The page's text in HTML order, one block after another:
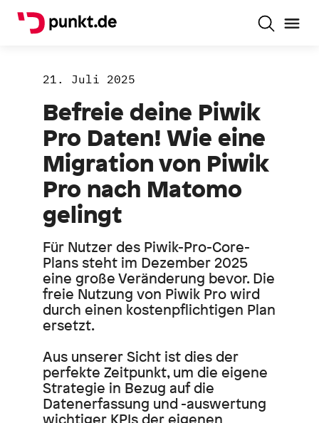
21. Juli 2025
Befreie deine Piwik
Pro Daten! Wie eine
Migration von Piwik
Pro nach Matomo
gelingt
Für Nutzer des Piwik-Pro-Core-
Plans steht im Dezember 2025
eine große Veränderung bevor. Die
freie Nutzung von Piwik Pro wird
durch einen kostenpflichtigen Plan
ersetzt.
Aus unserer Sicht ist dies der
perfekte Zeitpunkt, um die eigene
Strategie in Bezug auf die
Datenerfassung und -auswertung
wichtiger KPIs der eigenen